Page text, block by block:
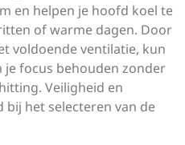
en helpen je hoofd koel te
of warme dagen. Door
voldoende ventilatie, kun
focus behouden zonder
Veiligheid en
het selecteren van de